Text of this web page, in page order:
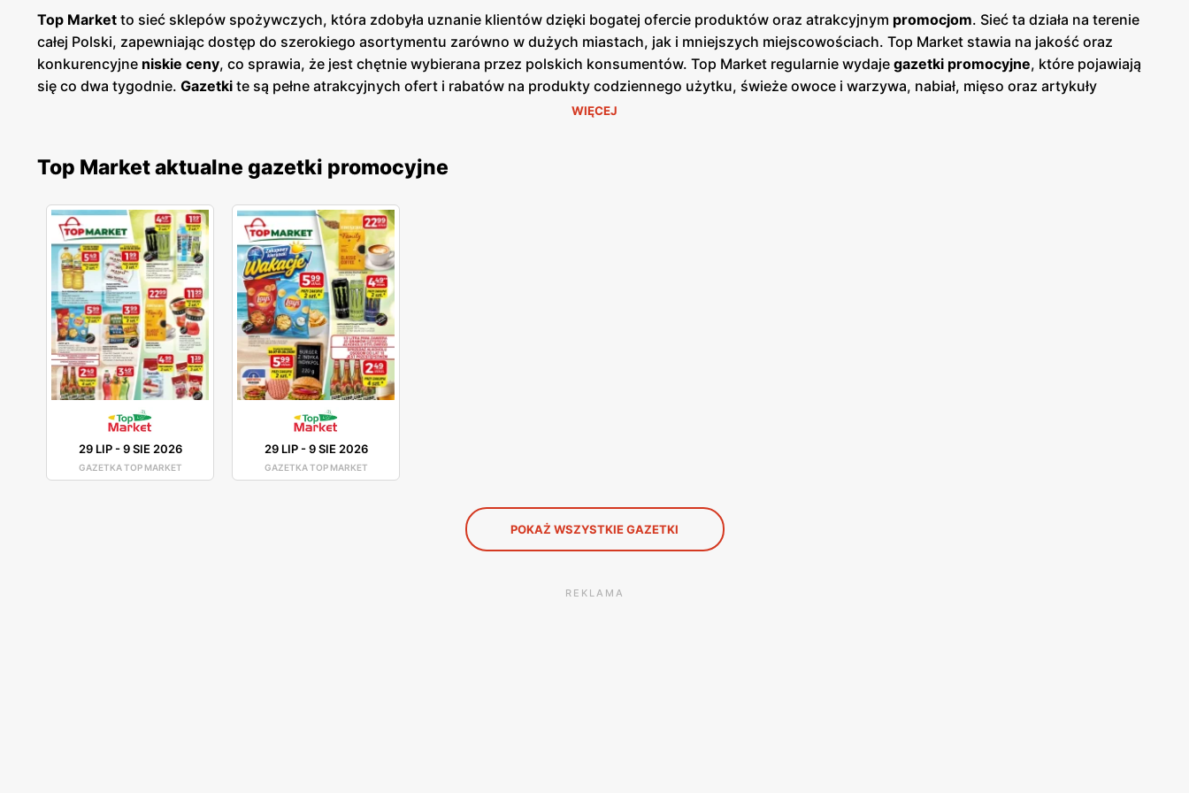
Top Market to sieć sklepów spożywczych, która zdobyła uznanie klientów dzięki bogatej ofercie produktów oraz atrakcyjnym promocjom. Sieć ta działa na terenie
całej Polski, zapewniając dostęp do szerokiego asortymentu zarówno w dużych miastach, jak i mniejszych miejscowościach. Top Market stawia na jakość oraz
konkurencyjne niskie ceny, co sprawia, że jest chętnie wybierana przez polskich konsumentów. Top Market regularnie wydaje gazetki promocyjne, które pojawiają
się co dwa tygodnie. Gazetki te są pełne atrakcyjnych ofert i rabatów na produkty codziennego użytku, świeże owoce i warzywa, nabiał, mięso oraz artykuły
niskimi cenamina swoje ulubione produkty, co znacznie obniża koszty codziennych zakupów.
wyrobami wspierając jednocześnie rodzimą gospodarkę. Top Market stawia również na nowoczesność i wygodę zakupów. Wiele sklepów jest wyposażonych w
aplikacje mobilne i programy lojalnościowe, które umożliwiają klientom śledzenie
Market rozwija się dynamicznie, regularnie otwierając nowe placówki i modernizując istniejące. Sklepy są zlokalizowane w strategicznych miejscach, co ułatwia
klientom dostęp do szerokiego asortymentu produktów. Dzięki temu zakupy w Top Market są wygodne i szybkie, co jest dużym udogodnieniem dla zapracowanych
osób. Top Market angażuje się również w działania proekologiczne. Sieć wprowadza rozwiązania mające na celu ograniczenie zużycia plastiku oraz promowanie
ekologicznych opakowań. Ponadto, w ofercie znajduje się coraz więcej produktów ekologicznych i bio, co odpowiada na rosnące zapotrzebowanie rynku na zdrową
i ekologiczną żywność.
WIĘCEJ
Top Market aktualne gazetki promocyjne
29 LIP-9 SIE 2026
GAZETKA TOP MARKET
29 LIP-9 SIE 2026
GAZETKA TOP MARKET
POKAŻ WSZYSTKIE GAZETKI
REKLAMA